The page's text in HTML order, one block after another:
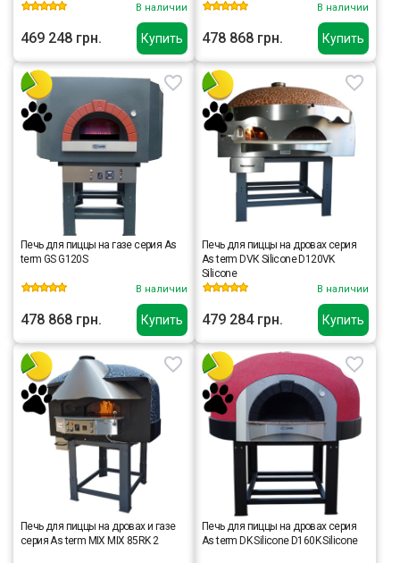
Купить
В наличии
469 248 грн. Купить
В наличии
478 868 грн.
Купить
Печь для пиццы на газе серия As
term GS G120S
В наличии
478 868 грн. Купить
Печь для пиццы на дровах серия
As term DVК Silicone D120VK
Silicone
В наличии
479 284 грн.
Печь для пиццы на дровах и газе
серия As term MIX MIX 85RK 2
Печь для пиццы на дровах серия
As term DK Silicone D160K Silicone